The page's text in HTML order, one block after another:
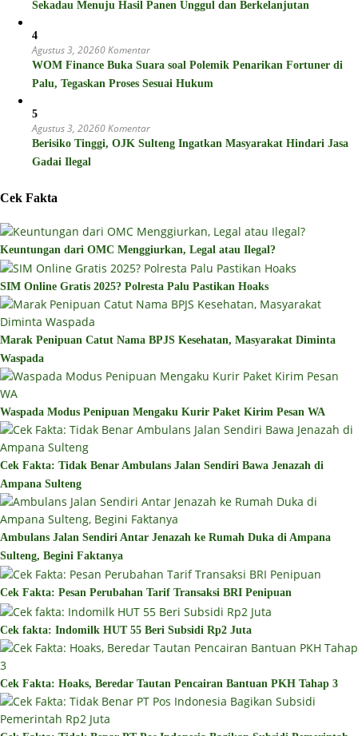
Sekadau Menuju Hasil Panen Unggul dan Berkelanjutan
4
Agustus 3, 20260 Komentar
WOM Finance Buka Suara soal Polemik Penarikan Fortuner di
Palu, Tegaskan Proses Sesuai Hukum
5
Agustus 3, 20260 Komentar
Berisiko Tinggi, OJK Sulteng Ingatkan Masyarakat Hindari Jasa
Gadai Ilegal
Cek Fakta
Keuntungan dari OMC Menggiurkan, Legal atau Ilegal?
SIM Online Gratis 2025? Polresta Palu Pastikan Hoaks
Marak Penipuan Catut Nama BPJS Kesehatan, Masyarakat Diminta
Waspada
Waspada Modus Penipuan Mengaku Kurir Paket Kirim Pesan WA
Cek Fakta: Tidak Benar Ambulans Jalan Sendiri Bawa Jenazah di
Ampana Sulteng
Ambulans Jalan Sendiri Antar Jenazah ke Rumah Duka di Ampana
Sulteng, Begini Faktanya
Cek Fakta: Pesan Perubahan Tarif Transaksi BRI Penipuan
Cek fakta: Indomilk HUT 55 Beri Subsidi Rp2 Juta
Cek Fakta: Hoaks, Beredar Tautan Pencairan Bantuan PKH Tahap 3